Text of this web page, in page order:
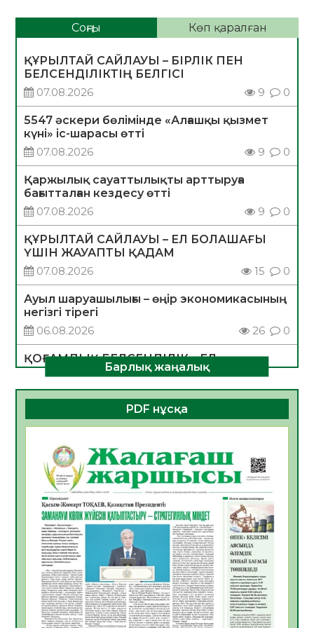
Соңғы Көп қаралған
ҚҰРЫЛТАЙ САЙЛАУЫ – БІРЛІК ПЕН
БЕЛСЕНДІЛІКТІҢ БЕЛГІСІ
07.08.2026
9 0
5547 әскери бөлімінде «Алғашқы қызмет
күні» іс-шарасы өтті
07.08.2026
9 0
Қаржылық сауаттылықты арттыруға
бағытталған кездесу өтті
07.08.2026
9 0
ҚҰРЫЛТАЙ САЙЛАУЫ – ЕЛ БОЛАШАҒЫ
ҮШІН ЖАУАПТЫ ҚАДАМ
07.08.2026
15 0
Ауыл шаруашылығы – өңір экономикасының
негізгі тірегі
06.08.2026
26 0
ҚОҒАМДЫҚ БЕЛСЕНДІЛІК – ЕЛ
ДАМУЫНЫҢ НЕГІЗІ
06.08.2026
24 0
ҚҰРЫЛТАЙ САЙЛАУЫ – БОЛАШАҚҚА
БАСТАР ЖАУАПТЫ ТАҢДАУ
06.08.2026
Инфекциялық ауруларға қарсы иммундау
жұмыстарының тиімділігі
06.08.2026
28
Көкжөтел ауруы туралы
06.08.2026
25
АПВ вакцинасы туралы мәлімет
06.08.2026
26
Барлық жаңалық
PDF нұсқа